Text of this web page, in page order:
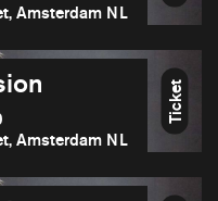
Amsterdam NL
Amsterdam NL
Ticket